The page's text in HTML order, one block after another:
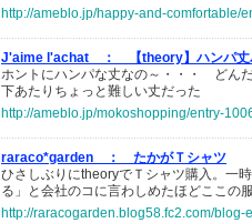
http://ameblo.jp/happy-and-comfortable/
J'aime l'achat ：
【theory】ハンパ
ホントにハンパな丈なの～・・・ どん
下あたりちょっと難しい丈だった
http://ameblo.jp/mokoshopping/entry-
raraco*garden ：
たかがＴシャツ
ひさしぶりにtheoryでＴシャツ購入。一
る」と会社のコに言わしめたほどここの
http://raracogarden.blog58.fc2.com/blog-